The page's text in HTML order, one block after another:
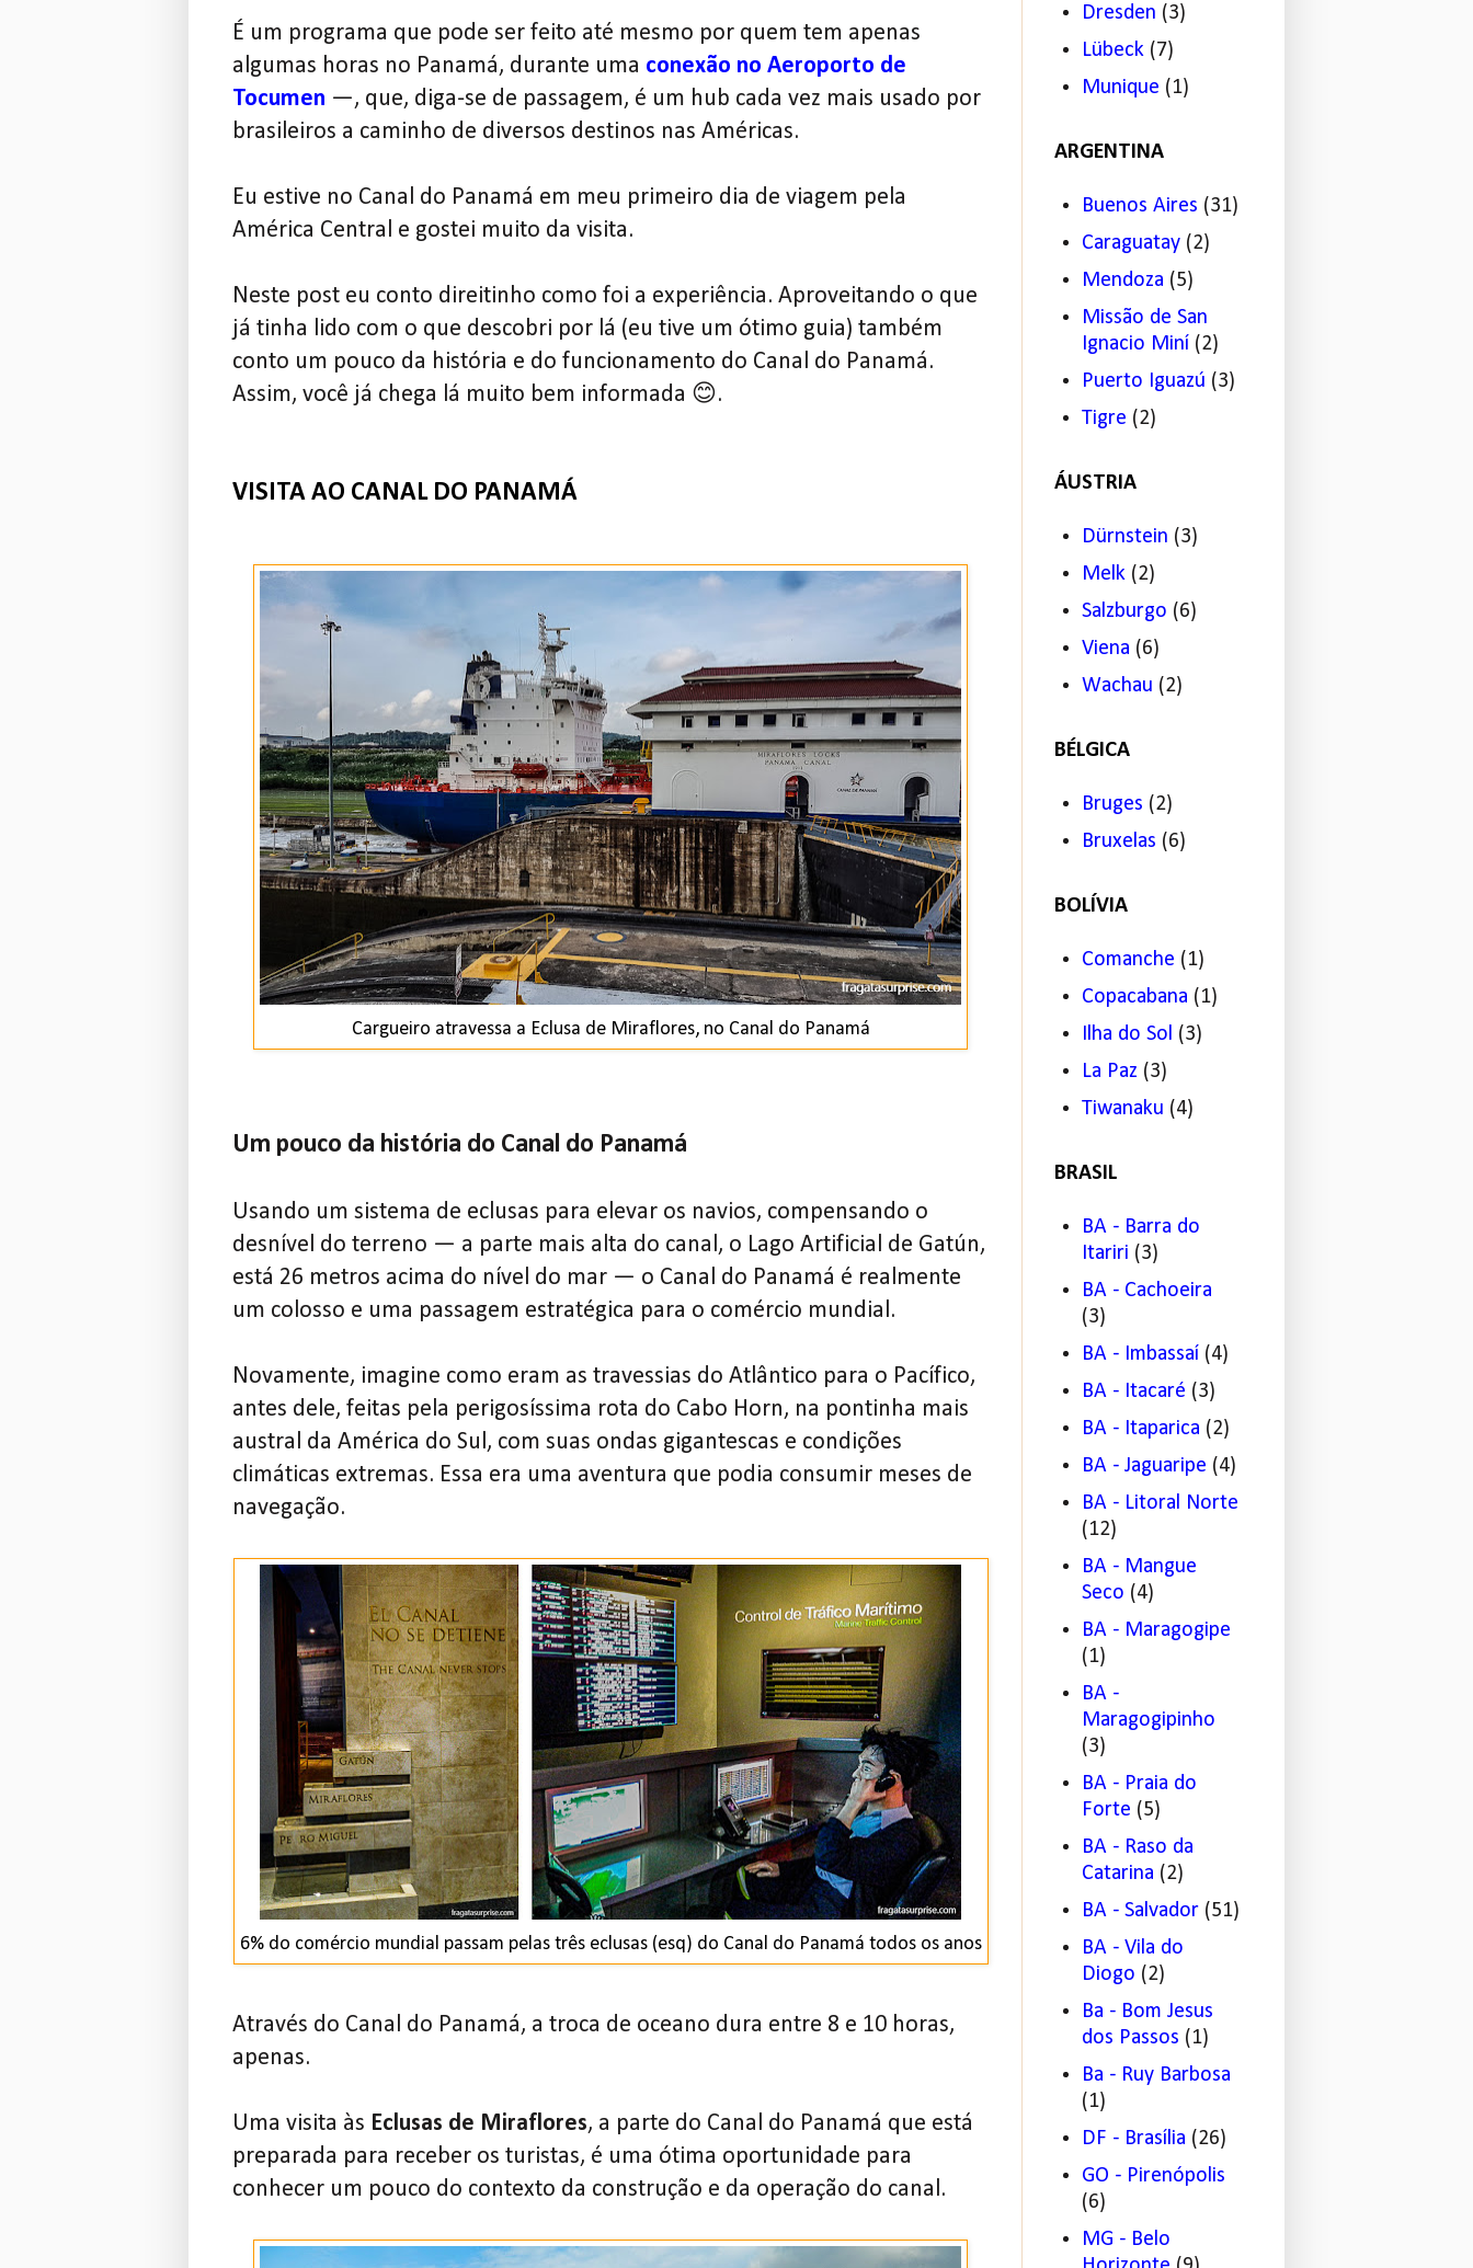
É um programa que pode ser feito até mesmo por quem tem apenas
algumas horas no Panamá, durante uma conexão no Aeroporto de
Tocumen —, que, diga-se de passagem, é um hub cada vez mais usado por
brasileiros a caminho de diversos destinos nas Américas.
Eu estive no Canal do Panamá em meu primeiro dia de viagem pela
América Central e gostei muito da visita.
Neste post eu conto direitinho como foi a experiência. Aproveitando o que
já tinha lido com o que descobri por lá (eu tive um ótimo guia) também
conto um pouco da história e do funcionamento do Canal do Panamá.
Assim, você já chega lá muito bem informada 😊.
VISITA AO CANAL DO PANAMÁ
Cargueiro atravessa a Eclusa de Miraflores, no Canal do Panamá
Um pouco da história do Canal do Panamá
Usando um sistema de eclusas para elevar os navios, compensando o
desnível do terreno — a parte mais alta do canal, o Lago Artificial de Gatún,
está 26 metros acima do nível do mar — o Canal do Panamá é realmente
um colosso e uma passagem estratégica para o comércio mundial.
Novamente, imagine como eram as travessias do Atlântico para o Pacífico,
antes dele, feitas pela perigosíssima rota do Cabo Horn, na pontinha mais
austral da América do Sul, com suas ondas gigantescas e condições
climáticas extremas. Essa era uma aventura que podia consumir meses de
navegação.
6% do comércio mundial passam pelas três eclusas (esq) do Canal do Panamá todos os anos
Através do Canal do Panamá, a troca de oceano dura entre 8 e 10 horas,
apenas.
Uma visita às Eclusas de Miraflores, a parte do Canal do Panamá que está
preparada para receber os turistas, é uma ótima oportunidade para
conhecer um pouco do contexto da construção e da operação do canal.
Dresden (3)
Lübeck (7)
Munique (1)
ARGENTINA
Buenos Aires (31)
Caraguatay (2)
Mendoza (5)
Missão de San
Ignacio Miní (2)
Puerto Iguazú (3)
Tigre (2)
ÁUSTRIA
Dürnstein (3)
Melk (2)
Salzburgo (6)
Viena (6)
Wachau (2)
BÉLGICA
Bruges (2)
Bruxelas (6)
BOLÍVIA
Comanche (1)
Copacabana (1)
Ilha do Sol (3)
La Paz (3)
Tiwanaku (4)
BRASIL
BA - Barra do
Itariri (3)
BA - Cachoeira
(3)
BA - Imbassaí (4)
BA - Itacaré (3)
BA - Itaparica (2)
BA - Jaguaripe (4)
BA - Litoral Norte
(12)
BA - Mangue
Seco (4)
BA - Maragogipe
(1)
BA -
Maragogipinho
(3)
BA - Praia do
Forte (5)
BA - Raso da
Catarina (2)
BA - Salvador (51)
BA - Vila do
Diogo (2)
Ba - Bom Jesus
dos Passos (1)
Ba - Ruy Barbosa
(1)
DF - Brasília (26)
GO - Pirenópolis
(6)
MG - Belo